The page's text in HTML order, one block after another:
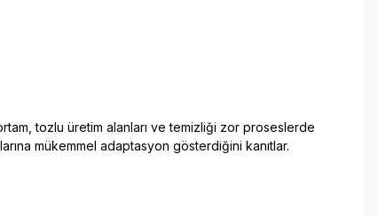
tozlu üretim alanları ve temizliği zor proseslerde
mükemmel adaptasyon gösterdiğini kanıtlar.